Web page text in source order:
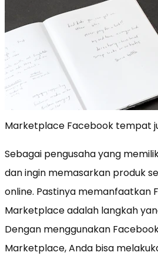
Marketplace Facebook tempat
Sebagai pengusaha yang
dan ingin memasarkan produk
online. Pastinya memanfaatkan
Marketplace adalah langkah
Dengan menggunakan
Marketplace, Anda bisa